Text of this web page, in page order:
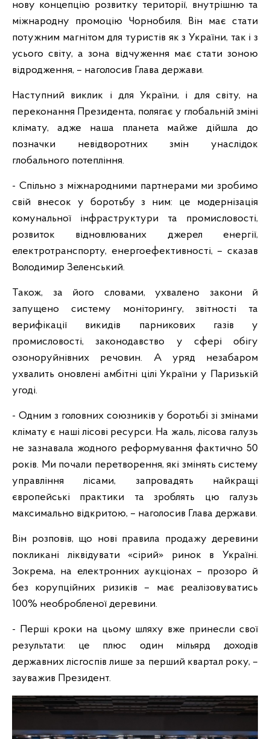
нову концепцію розвитку території, внутрішню та
міжнародну промоцію Чорнобиля. Він має стати
потужним магнітом для туристів як з України, так і з
усього світу, а зона відчуження має стати зоною
відродження, – наголосив Глава держави.
Наступний виклик і для України, і для світу, на
переконання Президента, полягає у глобальній зміні
клімату, адже наша планета майже дійшла до
позначки невідворотних змін унаслідок
глобального потепління.
- Спільно з міжнародними партнерами ми зробимо
свій внесок у боротьбу з ним: це модернізація
комунальної інфраструктури та промисловості,
розвиток відновлюваних джерел енергії,
електротранспорту, енергоефективності, – сказав
Володимир Зеленський.
Також, за його словами, ухвалено закони й
запущено систему моніторингу, звітності та
верифікації викидів парникових газів у
промисловості, законодавство у сфері обігу
озоноруйнівних речовин. А уряд незабаром
ухвалить оновлені амбітні цілі України у Паризькій
угоді.
- Одним з головних союзників у боротьбі зі змінами
клімату є наші лісові ресурси. На жаль, лісова галузь
не зазнавала жодного реформування фактично 50
років. Ми почали перетворення, які змінять систему
управління лісами, запровадять найкращі
європейські практики та зроблять цю галузь
максимально відкритою, – наголосив Глава держави.
Він розповів, що нові правила продажу деревини
покликані ліквідувати «сірий» ринок в Україні.
Зокрема, на електронних аукціонах – прозоро й
без корупційних ризиків – має реалізовуватись
100% необробленої деревини.
- Перші кроки на цьому шляху вже принесли свої
результати: це плюс один мільярд доходів
державних лісгоспів лише за перший квартал року, –
зауважив Президент.